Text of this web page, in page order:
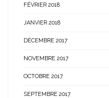
FÉVRIER 2018
JANVIER 2018
DÉCEMBRE 2017
NOVEMBRE 2017
OCTOBRE 2017
SEPTEMBRE 2017